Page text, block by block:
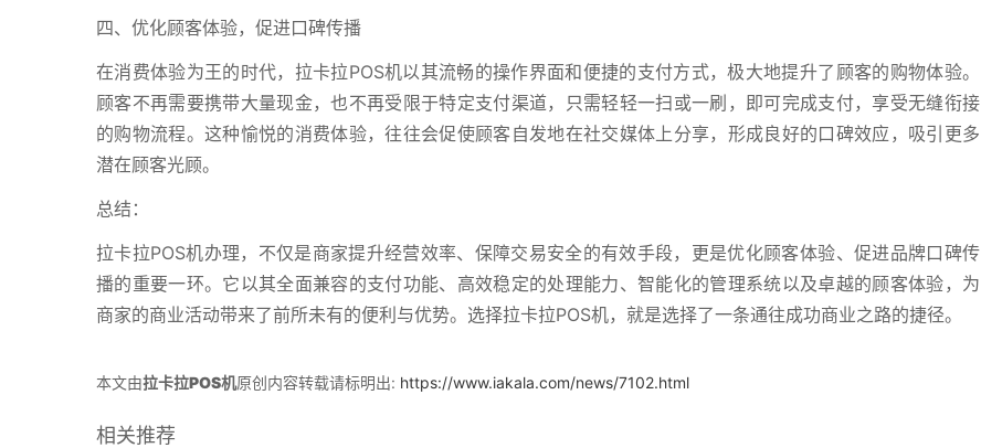
四、优化顾客体验，促进口碑传播
在消费体验为王的时代，拉卡拉POS机以其流畅的操作界面和便捷的支付方式，极大地提升了顾客的购物体验。
顾客不再需要携带大量现金，也不再受限于特定支付渠道，只需轻轻一扫或一刷，即可完成支付，享受无缝衔接
的购物流程。这种愉悦的消费体验，往往会促使顾客自发地在社交媒体上分享，形成良好的口碑效应，吸引更多
潜在顾客光顾。
总结：
拉卡拉POS机办理，不仅是商家提升经营效率、保障交易安全的有效手段，更是优化顾客体验、促进品牌口碑传
播的重要一环。它以其全面兼容的支付功能、高效稳定的处理能力、智能化的管理系统以及卓越的顾客体验，为
商家的商业活动带来了前所未有的便利与优势。选择拉卡拉POS机，就是选择了一条通往成功商业之路的捷径。
本文由拉卡拉POS机原创内容转载请标明出: https://www.iakala.com/news/7102.html
相关推荐